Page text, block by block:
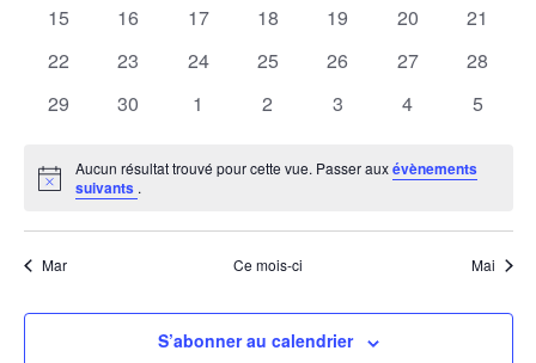
0
15
0
16
0
17
0
18
0
19
0
20
0
21
0
22
0
23
0
24
0
25
0
26
0
27
0
28
0
29
0
30
0
1
0
2
0
3
0
4
0
5
Notice
Aucun résultat trouvé pour cette vue. Passer auxévènements
suivants .
Mar Ce mois-ci Mai
S’abonner au calendrier